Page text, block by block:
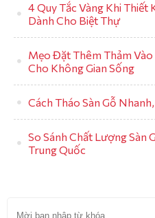
4 Quy Tắc Vàng Khi Thiết
Dành Cho Biệt Thự
Mẹo Đặt Thêm Thảm
Cho Không Gian Sống
Cách Tháo Sàn Gỗ
So Sánh Chất Lượng Sàn
Trung Quốc